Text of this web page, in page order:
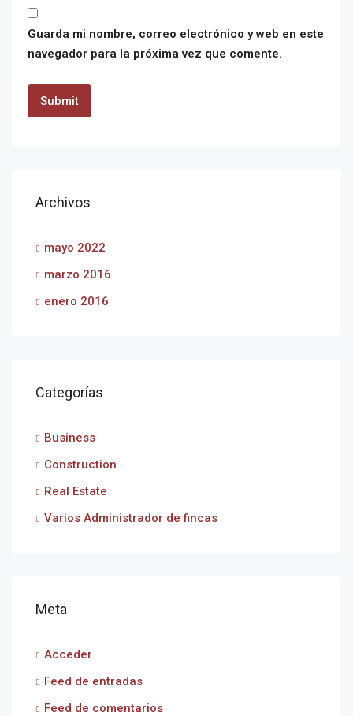
Guarda mi nombre, correo electrónico y web en este
navegador para la próxima vez que comente.
Archivos
mayo 2022
marzo 2016
enero 2016
Categorías
Business
Construction
Real Estate
Varios Administrador de fincas
Meta
Acceder
Feed de entradas
Feed de comentarios